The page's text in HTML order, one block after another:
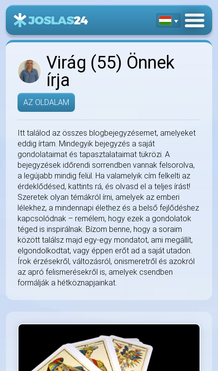
Virág (55) Önnek
írja
AZ OLDALAM
Itt találod az összes blogbejegyzésemet, amelyeket
eddig írtam. Mindegyik bejegyzés a saját
gondolataimat és tapasztalataimat tükrözi. A
bejegyzések időrendi sorrendben vannak felsorolva,
a legújabb mindig felül. Ha valamelyik cím felkelti az
érdeklődésed, kattints rá, és olvasd el a teljes írást!
Szeretek olyan témákról írni, amelyek az emberi
lélekhez, a mindennapi élethez és a belső fejlődéshez
kapcsolódnak – remélem, hogy ezek a gondolatok
téged is inspirálnak. Bízom benne, hogy a soraim
között találsz majd egy-egy mondatot, ami megállít,
elgondolkodtat, vagy éppen erőt ad a saját utadon.
Írok érzésekről, változásról, önismeretről és azokról
az apró felismerésekről is, amelyek csendben
formálják a hétköznapjainkat.